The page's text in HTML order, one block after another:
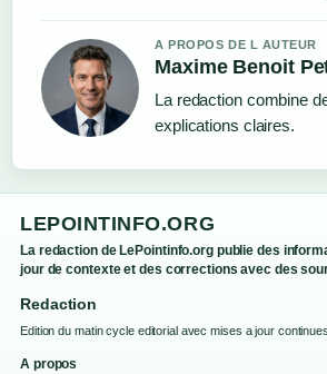
A PROPOS DE L AUTEUR
Maxime Benoit
La redaction combine
explications claires.
LEPOINTINFO.ORG
La redaction de LePointinfo.org publie des
jour de contexte et des corrections avec des
Redaction
Edition du matin cycle editorial avec mises a jour continues.
A propos